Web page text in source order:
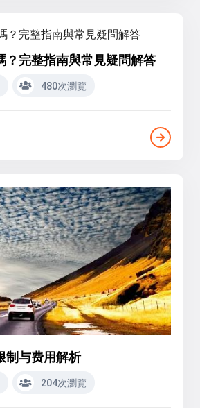
？完整指南與常見疑問解答
480次瀏覽
制与费用解析
204次瀏覽